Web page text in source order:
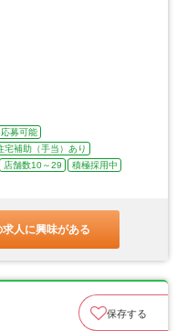
募可能
宅補助（手当）あり
店舗数10～29
積極採用中
求人に興味がある
保存する